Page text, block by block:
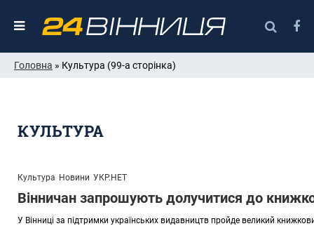
Головна » Культура (99-а сторінка)
КУЛЬТУРА
Культура Новини УКР.НЕТ
Вінничан запрошують долучитися до
У Вінниці за підтримки українських видавництв пройде великий